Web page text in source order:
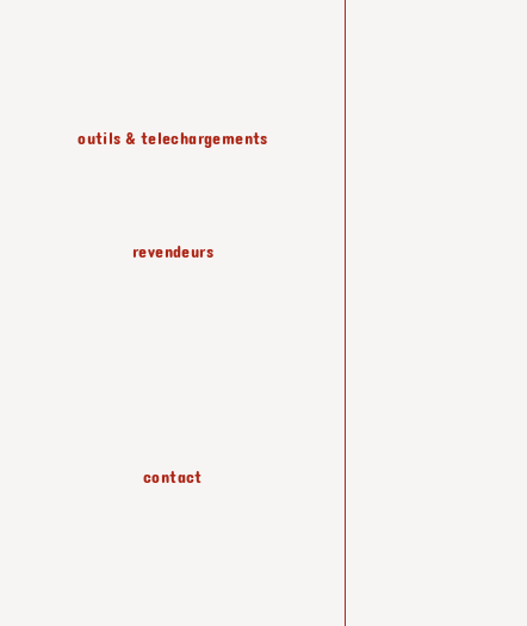
outils & telechargements
revendeurs
contact
luminaires
papiers peints